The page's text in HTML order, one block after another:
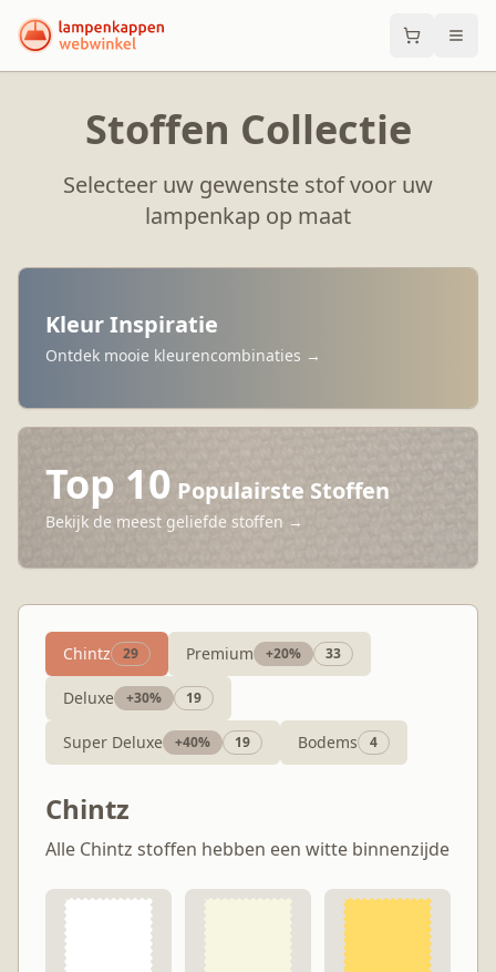
Stoffen Collectie
Selecteer uw gewenste stof voor uw
lampenkap op maat
Kleur Inspiratie
Ontdek mooie kleurencombinaties →
Top 10 Populairste Stoffen
Bekijk de meest geliefde stoffen →
Chintz 29 Premium +20% 33
Deluxe +30% 19
Super Deluxe +40% 19 Bodems 4
Chintz
Alle Chintz stoffen hebben een witte binnenzijde